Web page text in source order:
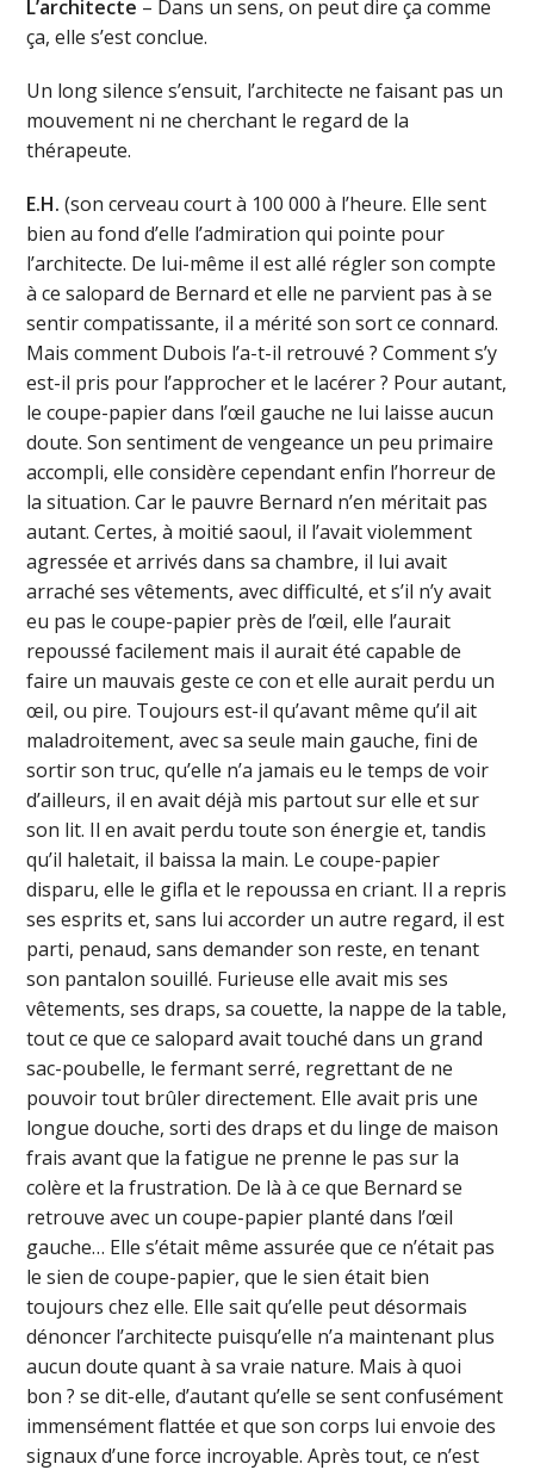
L’architecte – Dans un sens, on peut dire ça comme
ça, elle s’est conclue.
Un long silence s’ensuit, l’architecte ne faisant pas un
mouvement ni ne cherchant le regard de la
thérapeute.
E.H. (son cerveau court à 100 000 à l’heure. Elle sent
bien au fond d’elle l’admiration qui pointe pour
l’architecte. De lui-même il est allé régler son compte
à ce salopard de Bernard et elle ne parvient pas à se
sentir compatissante, il a mérité son sort ce connard.
Mais comment Dubois l’a-t-il retrouvé ? Comment s’y
est-il pris pour l’approcher et le lacérer ? Pour autant,
le coupe-papier dans l’œil gauche ne lui laisse aucun
doute. Son sentiment de vengeance un peu primaire
accompli, elle considère cependant enfin l’horreur de
la situation. Car le pauvre Bernard n’en méritait pas
autant. Certes, à moitié saoul, il l’avait violemment
agressée et arrivés dans sa chambre, il lui avait
arraché ses vêtements, avec difficulté, et s’il n’y avait
eu pas le coupe-papier près de l’œil, elle l’aurait
repoussé facilement mais il aurait été capable de
faire un mauvais geste ce con et elle aurait perdu un
œil, ou pire. Toujours est-il qu’avant même qu’il ait
maladroitement, avec sa seule main gauche, fini de
sortir son truc, qu’elle n’a jamais eu le temps de voir
d’ailleurs, il en avait déjà mis partout sur elle et sur
son lit. Il en avait perdu toute son énergie et, tandis
qu’il haletait, il baissa la main. Le coupe-papier
disparu, elle le gifla et le repoussa en criant. Il a repris
ses esprits et, sans lui accorder un autre regard, il est
parti, penaud, sans demander son reste, en tenant
son pantalon souillé. Furieuse elle avait mis ses
vêtements, ses draps, sa couette, la nappe de la table,
tout ce que ce salopard avait touché dans un grand
sac-poubelle, le fermant serré, regrettant de ne
pouvoir tout brûler directement. Elle avait pris une
longue douche, sorti des draps et du linge de maison
frais avant que la fatigue ne prenne le pas sur la
colère et la frustration. De là à ce que Bernard se
retrouve avec un coupe-papier planté dans l’œil
gauche… Elle s’était même assurée que ce n’était pas
le sien de coupe-papier, que le sien était bien
toujours chez elle. Elle sait qu’elle peut désormais
dénoncer l’architecte puisqu’elle n’a maintenant plus
aucun doute quant à sa vraie nature. Mais à quoi
bon ? se dit-elle, d’autant qu’elle se sent confusément
immensément flattée et que son corps lui envoie des
signaux d’une force incroyable. Après tout, ce n’est